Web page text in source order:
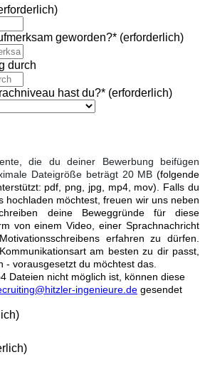
geworden?* (erforderlich)
durch
hast du?* (erforderlich)
die du deiner Bewerbung beifügen
Dateigröße beträgt 20 MB (folgende
pdf, png, jpg, mp4, mov). Falls du
hochladen möchtest, freuen wir uns neben
deine Beweggründe für diese
von einem Video, einer Sprachnachricht
erfahren zu dürfen.
am besten zu dir passt,
- vorausgesetzt du möchtest das.
Dateien nicht möglich ist, können diese
ingenieure.de gesendet